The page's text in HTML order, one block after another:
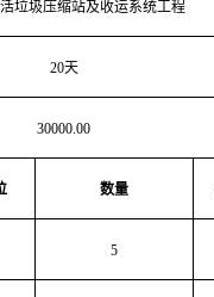
垃圾压缩站及收运系统工程
20天
30000.00
数量
5